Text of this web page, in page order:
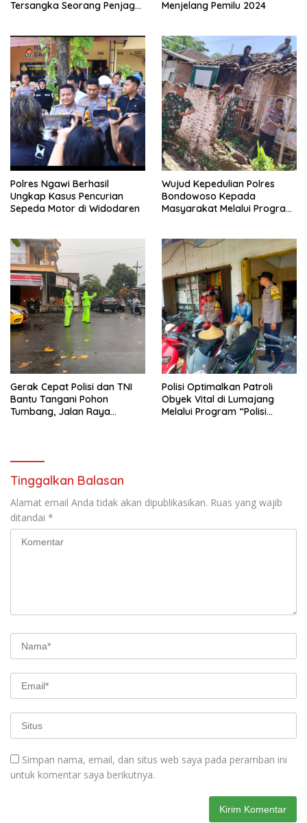
Tersangka Seorang Penjaga
Menjelang Pemilu 2024
Polres Ngawi Berhasil
Ungkap Kasus Pencurian
Sepeda Motor di Widodaren
Wujud Kepedulian Polres
Bondowoso Kepada
Masyarakat Melalui Program
Gerak Cepat Polisi dan TNI
Bantu Tangani Pohon
Tumbang, Jalan Raya
Polisi Optimalkan Patroli
Obyek Vital di Lumajang
Melalui Program “Polisi
Tinggalkan Balasan
Alamat email Anda tidak akan dipublikasikan. Ruas yang wajib
ditandai *
Simpan nama, email, dan situs web saya pada peramban ini
untuk komentar saya berikutnya.